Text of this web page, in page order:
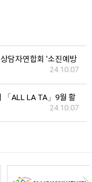
담자연합회 '소진예방
24.10.07
「ALL LA TA」9월 활
24.10.07